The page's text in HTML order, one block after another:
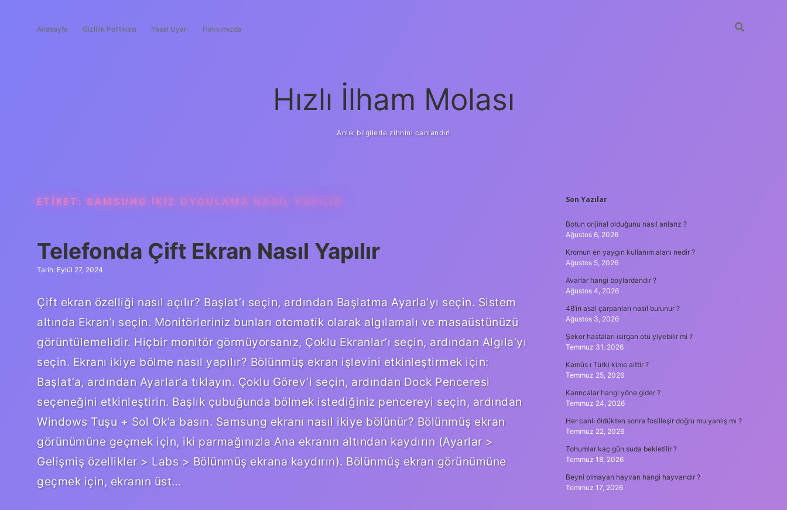
Anasayfa Gizlilik Politikası Yasal Uyarı Hakkımızda
Hızlı İlham Molası
Anlık bilgilerle zihnini canlandır!
ETIKET: SAMSUNG IKIZ UYGULAMA NASIL YAPILIR
Telefonda Çift Ekran Nasıl Yapılır
Tarih: Eylül 27, 2024
Çift ekran özelliği nasıl açılır? Başlat’ı seçin, ardından Başlatma Ayarla’yı seçin. Sistem
altında Ekran’ı seçin. Monitörleriniz bunları otomatik olarak algılamalı ve masaüstünüzü
görüntülemelidir. Hiçbir monitör görmüyorsanız, Çoklu Ekranlar’ı seçin, ardından Algıla’yı
seçin. Ekranı ikiye bölme nasıl yapılır? Bölünmüş ekran işlevini etkinleştirmek için:
Başlat’a, ardından Ayarlar’a tıklayın. Çoklu Görev’i seçin, ardından Dock Penceresi
seçeneğini etkinleştirin. Başlık çubuğunda bölmek istediğiniz pencereyi seçin, ardından
Windows Tuşu + Sol Ok’a basın. Samsung ekranı nasıl ikiye bölünür? Bölünmüş ekran
görünümüne geçmek için, iki parmağınızla Ana ekranın altından kaydırın (Ayarlar >
Gelişmiş özellikler > Labs > Bölünmüş ekrana kaydırın). Bölünmüş ekran görünümüne
geçmek için, ekranın üst…
SIDEBAR
Son Yazılar
Botun orijinal olduğunu nasıl anlarız ?
Ağustos 6, 2026
Kromun en yaygın kullanım alanı nedir ?
Ağustos 5, 2026
Avarlar hangi boylardandır ?
Ağustos 4, 2026
48’in asal çarpanları nasıl bulunur ?
Ağustos 3, 2026
Şeker hastaları ısırgan otu yiyebilir mi ?
Temmuz 31, 2026
Kamûs ı Türki kime aittir ?
Temmuz 25, 2026
Karıncalar hangi yöne gider ?
Temmuz 24, 2026
Her canlı öldükten sonra fosilleşir doğru mu yanlış mı ?
Temmuz 22, 2026
Tohumlar kaç gün suda bekletilir ?
Temmuz 18, 2026
Beyni olmayan hayvan hangi hayvandır ?
Temmuz 17, 2026